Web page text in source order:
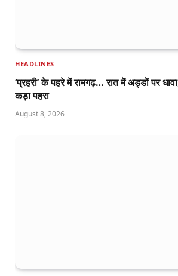
HEADLINES
‘प्रहरी’ के पहरे में रामगढ़… रात में अड्डों पर
कड़ा पहरा
August 8, 2026